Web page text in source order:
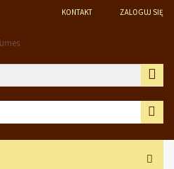
ZALOGUJ SIĘ
KONTAKT